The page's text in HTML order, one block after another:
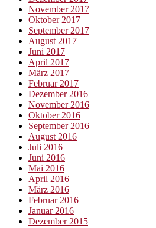
November 2017
Oktober 2017
September 2017
August 2017
Juni 2017
April 2017
März 2017
Februar 2017
Dezember 2016
November 2016
Oktober 2016
September 2016
August 2016
Juli 2016
Juni 2016
Mai 2016
April 2016
März 2016
Februar 2016
Januar 2016
Dezember 2015